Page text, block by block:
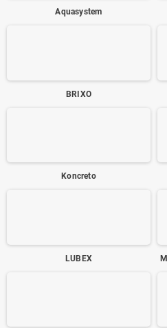
Aquasystem
BRIXO
Koncreto
LUBEX